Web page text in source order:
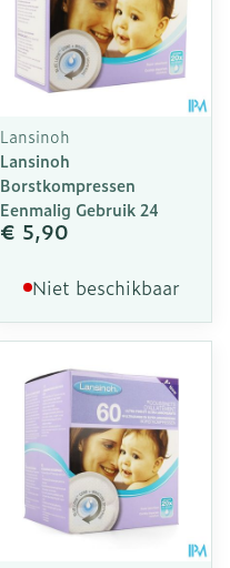
Lansinoh
Lansinoh
Borstkompressen
Eenmalig Gebruik 24
€ 5,90
Niet beschikbaar